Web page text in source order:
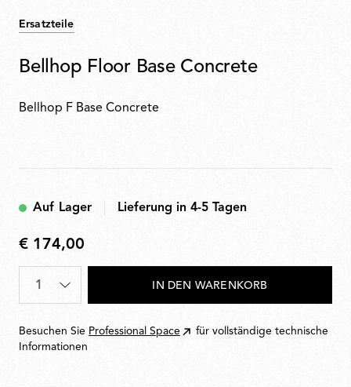
Ersatzteile
Bellhop Floor Base Concrete
Bellhop F Base Concrete
Auf Lager Lieferung in 4-5 Tagen
€
174,00
€ 174,00
Menge
IN DEN WARENKORB
Besuchen Sie Professional Space
für vollständige technische
Informationen